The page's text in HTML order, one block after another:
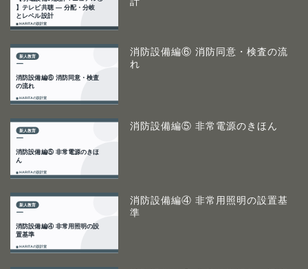
消防設備編⑥ 消防同意・検査の流
れ
消防設備編⑤ 非常電源のきほん
消防設備編④ 非常用照明の設置基
準